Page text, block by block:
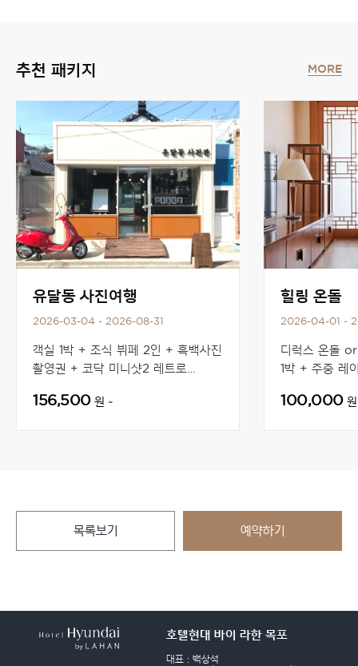
추천 패키지 MORE
유달동 사진여행
2026-03-04 - 2026-08-31
객실 1박 + 조식 뷔페 2인 + 흑백사진
촬영권 + 코닥 미니샷2 레트로
156,500원 ~
힐링 온돌
2026-04-01 -
디럭스 온돌
1박 + 주중 레
100,000원
목록보기 예약하기
호텔현대 바이 라한 목포
대표 : 백상석